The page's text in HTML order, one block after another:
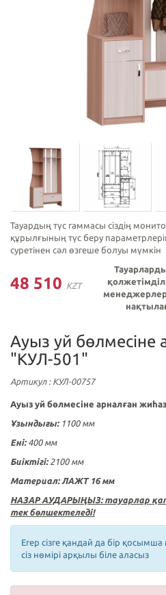
Тауардың түс гаммасы сіздің
құрылғының түс беру
суретінен сәл өзгеше болуы мүмкін
48 510 KZT
Ауыз yй бөлмесіне
"КУЛ-501"
Артикул: КУЛ-00757
Ауыз yй бөлмесіне арналған
Ұзындығы: 1100мм
Ені: 400мм
Биіктігі:2100 мм
Материал: ЛАЖТ 16 мм
НАЗАР АУДАРЫҢЫЗ: тауарлар
тек бөлшектеледі!
Егер сізге қандай да бір
сіз нөмірі арқылы біле аласыз